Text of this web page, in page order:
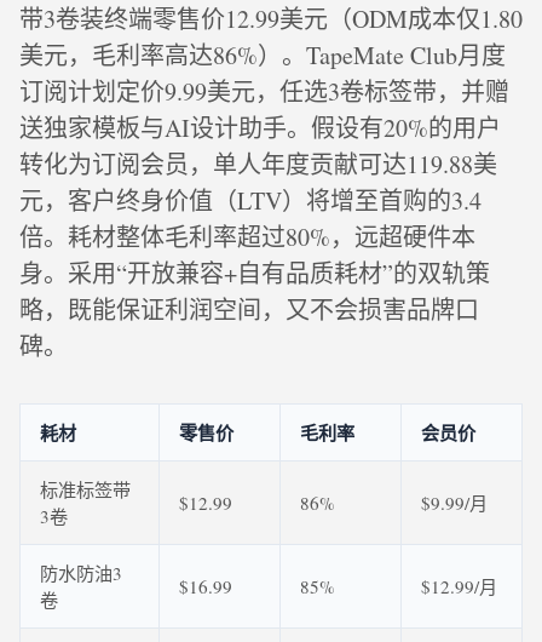
带3卷装终端零售价12.99美元（ODM成本仅1.80
美元，毛利率高达86%）。TapeMate Club月度
订阅计划定价9.99美元，任选3卷标签带，并赠
送独家模板与AI设计助手。假设有20%的用户
转化为订阅会员，单人年度贡献可达119.88美
元，客户终身价值（LTV）将增至首购的3.4
倍。耗材整体毛利率超过80%，远超硬件本
身。采用“开放兼容+自有品质耗材”的双轨策
略，既能保证利润空间，又不会损害品牌口
碑。
耗材 零售价 毛利率 会员价
标准标签带
3卷
$12.99 86% $9.99/月
防水防油3
卷
$16.99 85% $12.99/月